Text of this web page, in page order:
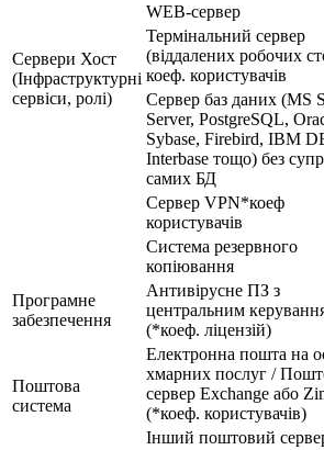
Сервери Хост
(Інфраструктурні
сервіси, ролі)
WEB-сервер
Термінальний сервер
(віддалених робочих
коеф. користувачів
Сервер баз даних (MS
Server, PostgreSQL,
Sybase, Firebird, IBM
Interbase тощо) без
самих БД
Сервер VPN*коеф
користувачів
Система резервного
копіювання
Програмне
забезпечення
Антивірусне ПЗ з
центральним
(*коеф. ліцензій)
Поштова
система
Електронна пошта на
хмарних послуг /
сервер Exchange або
(*коеф. користувачів)
Інший поштовий